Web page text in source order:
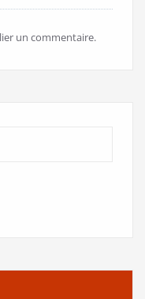
un commentaire.